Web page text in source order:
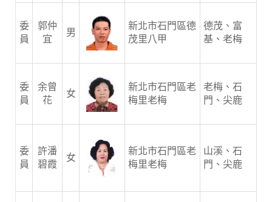
委
員
郭仲
宜
男
新北市石門區德
茂里八甲
德茂、富
基、老梅
委
員
余曾
花
女
新北市石門區老
梅里老梅
老梅、石
門、尖鹿
委
員
許潘
碧霞
女
新北市石門區老
梅里老梅
山溪、石
門、尖鹿